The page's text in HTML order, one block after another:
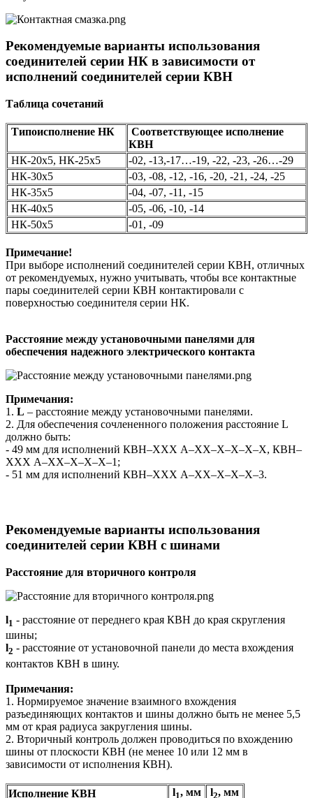
Рекомендуемые варианты использования
соединителей серии НК в зависимости от
исполнений соединителей серии КВН
Таблица сочетаний
Типоисполнение НК
Соответствующее исполнение
КВН
НК-20х5, НК-25х5
-02, -13,-17…-19, -22, -23, -26…-29
НК-30х5
-03, -08, -12, -16, -20, -21, -24, -25
НК-35х5
-04, -07, -11, -15
НК-40х5
-05, -06, -10, -14
НК-50х5
-01, -09
Примечание!
При выборе исполнений соединителей серии КВН, отличных
от рекомендуемых, нужно учитывать, чтобы все контактные
пары соединителей серии КВН контактировали с
поверхностью соединителя серии НК.
Расстояние между установочными панелями для
обеспечения надежного электрического контакта
Примечания:
1. L – расстояние между установочными панелями.
2. Для обеспечения сочлененного положения расстояние L
должно быть:
- 49 мм для исполнений КВН–ХХХ А–ХХ–Х–Х–Х–Х, КВН–
ХХХ А–ХХ–Х–Х–Х–1;
- 51 мм для исполнений КВН–ХХХ А–ХХ–Х–Х–Х–3.
Рекомендуемые варианты использования
соединителей серии КВН с шинами
Расстояние для вторичного контроля
l1 - расстояние от переднего края КВН до края скругления
шины;
l2 - расстояние от установочной панели до места вхождения
контактов КВН в шину.
Примечания:
1. Нормируемое значение взаимного вхождения
разъединяющих контактов и шины должно быть не менее 5,5
мм от края радиуса закругления шины.
2. Вторичный контроль должен проводиться по вхождению
шины от плоскости КВН (не менее 10 или 12 мм в
зависимости от исполнения КВН).
Исполнение КВН l1, мм l2, мм